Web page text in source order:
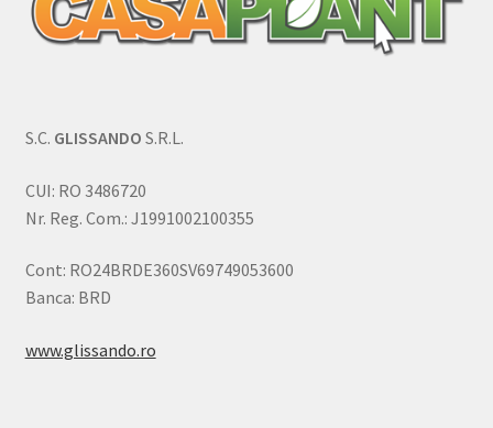
S.C. GLISSANDO S.R.L.
CUI: RO 3486720
Nr. Reg. Com.: J1991002100355
Cont: RO24BRDE360SV69749053600
Banca: BRD
www.glissando.ro